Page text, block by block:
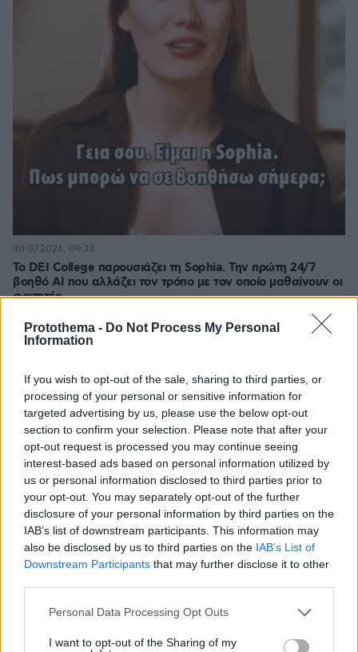
Protothema - Do Not Process My Personal
Information
If you wish to opt-out of the sale, sharing to third parties, or
processing of your personal or sensitive information for
targeted advertising by us, please use the below opt-out
section to confirm your selection. Please note that after your
opt-out request is processed you may continue seeing
interest-based ads based on personal information utilized by
us or personal information disclosed to third parties prior to
your opt-out. You may separately opt-out of the further
disclosure of your personal information by third parties on the
IAB’s list of downstream participants. This information may
also be disclosed by us to third parties on the IAB’s List of
Downstream Participants that may further disclose it to other
Please note that this website/app uses one or more Google
not limited to your visit or usage behaviour. You may click to
Personal Data Processing Opt Outs
I want to opt-out of the Sharing of my
Το DEI College παρουσιάζει τη Sophia. Την πρώτη 24/7
βοηθό AI που αλλάζει τον τρόπο με τον οποίο μαθαίνουν οι
φοιτητές
30.07.2026, 09:33
03.08.2026, 10:56
Διασκεδάζουμε υπεύθυνα, επιστρέφουμε με ασφάλεια
29.07.2026, 09:39
ΣΧΟΛΙΑ
ΠΡΟΣΘΗΚΗ ΣΧΟΛΙΟΥ
ΠΡΟΣΘΗΚΗ ΣΧΟΛΙΟΥ
ΌΝΟΜΑ *